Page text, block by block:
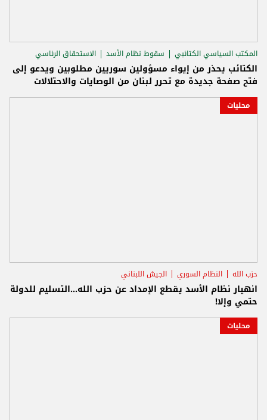
المكتب السياسي الكتائبي سقوط نظام الأسد الاستحقاق الرئاسي
الكتائب يحذر من إيواء مسؤولين سوريين مطلوبين ويدعو إلى
فتح صفحة جديدة مع تحرر لبنان من الوصايات والاحتلالات
محليات
حزب الله النظام السوري الجيش اللبناني
انهيار نظام الأسد يقطع الإمداد عن حزب الله...التسليم للدولة
حتمي وإلا!
محليات